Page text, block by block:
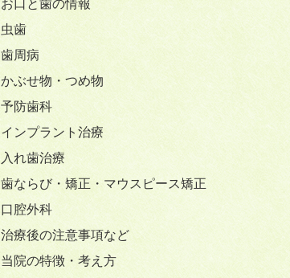
お口と歯の情報
虫歯
歯周病
かぶせ物・つめ物
予防歯科
インプラント治療
入れ歯治療
歯ならび・矯正・マウスピース矯正
口腔外科
治療後の注意事項など
当院の特徴・考え方